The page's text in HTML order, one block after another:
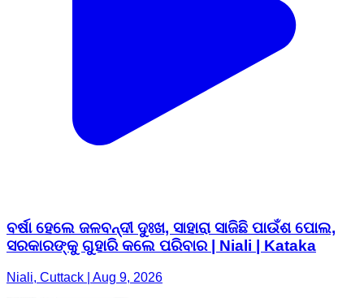
ବର୍ଷା ହେଲେ ଜଳବନ୍ଦୀ ଦୁଃଖ, ସାହାରା ସାଜିଛି ପାଉଁଶ ପୋଲ,
ସରକାରଙ୍କୁ ଗୁହାରି କଲେ ପରିବାର | Niali | Kataka
Niali, Cuttack | Aug 9, 2026